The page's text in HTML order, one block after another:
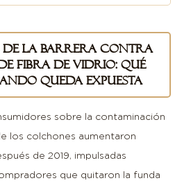
de la barrera contra
fibra de vidrio: qué
queda expuesta
sobre la contaminación
los colchones aumentaron
de 2019, impulsadas
que quitaron la funda